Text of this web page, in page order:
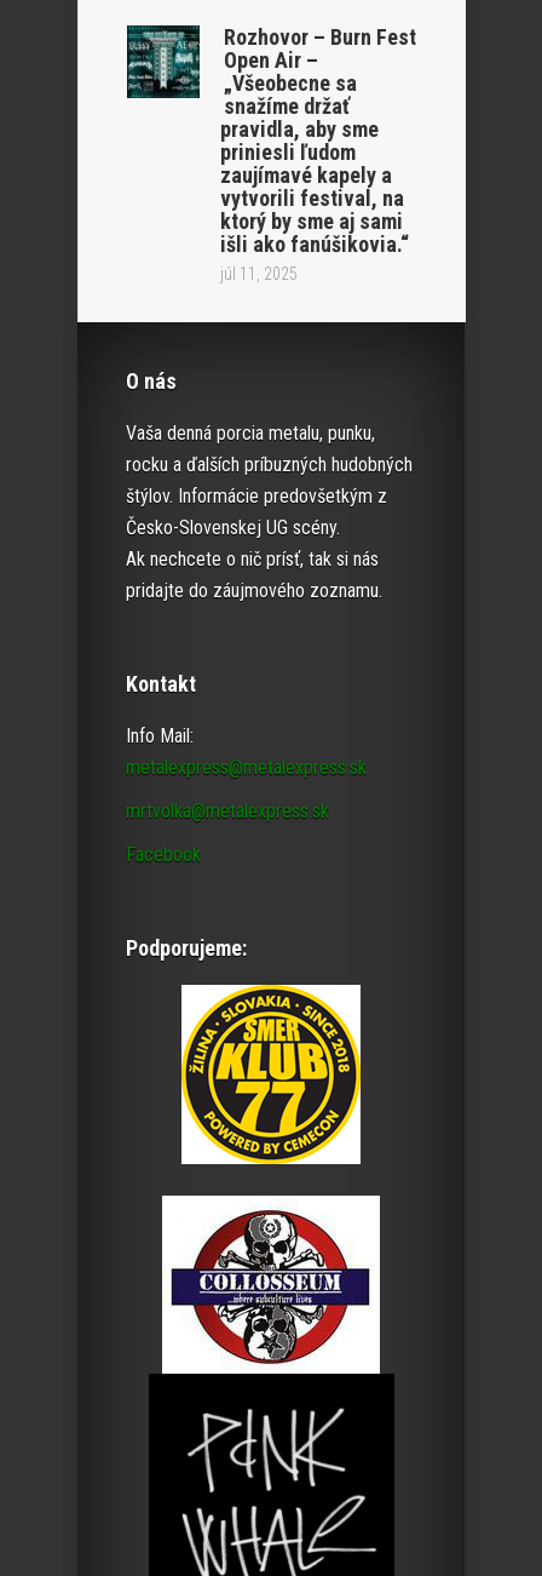
Rozhovor – Burn Fest
Open Air –
„Všeobecne sa
snažíme držať
pravidla, aby sme
priniesli ľudom
zaujímavé kapely a
vytvorili festival, na
ktorý by sme aj sami
išli ako fanúšikovia.“
júl 11, 2025
O nás
Vaša denná porcia metalu, punku,
rocku a ďalších príbuzných hudobných
štýlov. Informácie predovšetkým z
Česko-Slovenskej UG scény.
Ak nechcete o nič prísť, tak si nás
pridajte do záujmového zoznamu.
Kontakt
Info Mail:
metalexpress@metalexpress.sk
mrtvolka@metalexpress.sk
Facebook
Podporujeme: